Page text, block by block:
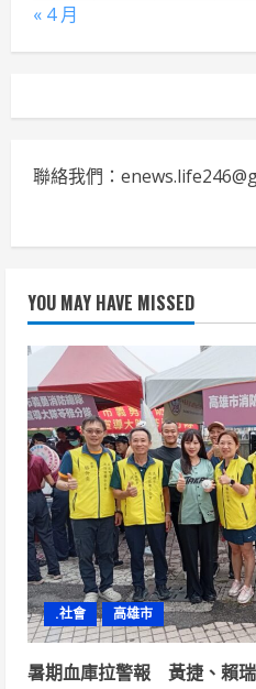
« 4 月
聯絡我們：
YOU MAY HAVE MISSED
.社會 高雄市
暑期血庫拉警報 黃捷、賴